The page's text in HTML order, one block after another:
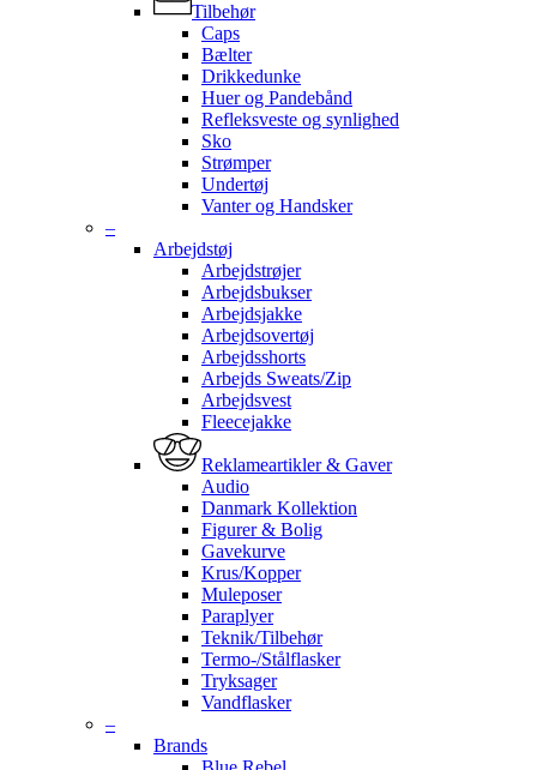
Tilbehør
Caps
Bælter
Drikkedunke
Huer og Pandebånd
Refleksveste og synlighed
Sko
Strømper
Undertøj
Vanter og Handsker
–
Arbejdstøj
Arbejdstrøjer
Arbejdsbukser
Arbejdsjakke
Arbejdsovertøj
Arbejdsshorts
Arbejds Sweats/Zip
Arbejdsvest
Fleecejakke
Reklameartikler & Gaver
Audio
Danmark Kollektion
Figurer & Bolig
Gavekurve
Krus/Kopper
Muleposer
Paraplyer
Teknik/Tilbehør
Termo-/Stålflasker
Tryksager
Vandflasker
–
Brands